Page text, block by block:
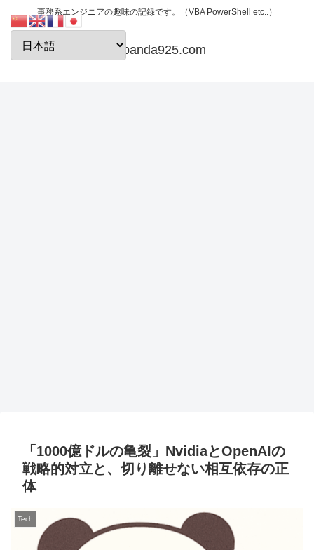
事務系エンジニアの趣味の記録です。（VBA PowerShell etc..）
papanda925.com
「1000億ドルの亀裂」NvidiaとOpenAIの
戦略的対立と、切り離せない相互依存の正
体
Tech